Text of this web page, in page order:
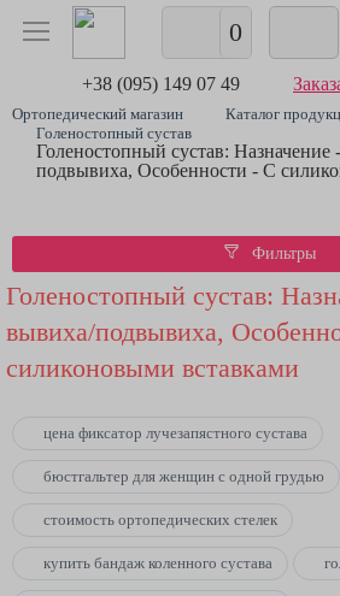
0
+38 (095) 149 07 49
Ортопедический магазин
Каталог
Голеностопный сустав
Голеностопный сустав:
подвывиха, Особенности - С
Фильтры
Голеностопный сустав:
вывиха/подвывиха,
силиконовыми вставками
цена фиксатор лучезапястного сустава
бюстгальтер для женщин с одной грудью
стоимость ортопедических стелек
купить бандаж коленного сустава